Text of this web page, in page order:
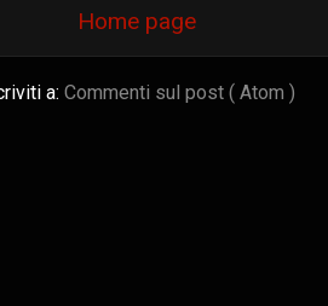
Home page
a: Commenti sul post ( Atom )